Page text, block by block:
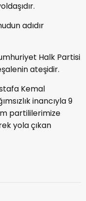
adıdır
Halk Partisi
ateşidir.
Kemal
inancıyla 9
partililerimize
yola çıkan